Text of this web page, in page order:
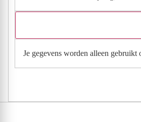
Je gegevens worden alleen